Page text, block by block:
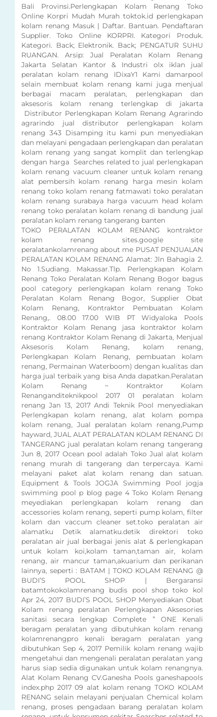
Bali Provinsi.Perlengkapan Kolam Renang Toko
Online Korpri Mudah Murah toktok.id perlengkapan
kolam renang Masuk | Daftar. Bantuan. Pendaftaran
Supplier. Toko Online KORPRI. Kategori Produk.
Kategori. Back; Elektronik. Back; PENGATUR SUHU
RUANGAN. Arsip: Jual Peralatan Kolam Renang
Jakarta Selatan Kantor & Industri olx iklan jual
peralatan kolam renang IDixaY1 Kami damarpool
selain membuat kolam renang kami juga menjual
berbagai macam peralatan, perlengkapan dan
aksesoris kolam renang terlengkap di jakarta
Distributor Perlengkapan Kolam Renang Agrarindo
agrarindo jual distributor perlengkapan kolam
renang 343 Disamping itu kami pun menyediakan
dan melayani pengadaan perlengkapan dan peralatan
kolam renang yang sangat komplit dan terlengkap
dengan harga Searches related to jual perlengkapan
kolam renang vacuum cleaner untuk kolam renang
alat pembersih kolam renang harga mesin kolam
renang toko kolam renang fatmawati toko peralatan
kolam renang surabaya harga vacuum head kolam
renang toko peralatan kolam renang di bandung jual
peralatan kolam renang tangerang banten
TOKO PERALATAN KOLAM RENANG kontraktor
kolam renang sites.google site
peralatankolamrenang about me PUSAT PENJUALAN
PERALATAN KOLAM RENANG Alamat: Jln Bahagia 2.
No 1.Sudiang. Makassar.Tlp. Perlengkapan Kolam
Renang Toko Peralatan Kolam Renang Bogor bagus
pool category perlengkapan kolam renang Toko
Peralatan Kolam Renang Bogor, Supplier Obat
Kolam Renang, Kontraktor Pembuatan Kolam
Renang,. 08.00 17.00 WIB PT Widyaloka Pools
Kontraktor Kolam Renang jasa kontraktor kolam
renang Kontraktor Kolam Renang di Jakarta, Menjual
Aksesoris Kolam Renang, kolam renang,
Perlengkapan Kolam Renang, pembuatan kolam
renang, Permainan Waterboom) dengan kualitas dan
harga jual terbaik yang bisa Anda dapatkan.Peralatan
Kolam Renang ~ Kontraktor Kolam
Renanganditeknikpool 2017 01 peralatan kolam
renang Jan 13, 2017 Andi Teknik Pool menyediakan
Perlengkapan kolam renang, alat kolam pompa
kolam renang, Jual peralatan kolam renang,Pump
hayward, JUAL ALAT PERALATAN KOLAM RENANG DI
TANGERANG jual peralatan kolam renang tangerang
Jun 8, 2017 Ocean pool adalah Toko Jual alat kolam
renang murah di tangerang dan terpercaya. Kami
melayani paket alat kolam renang dan satuan.
Equipment & Tools JOGJA Swimming Pool jogja
swimming pool p blog page 4 Toko Kolam Renang
meyediakan perlengkapan kolam renang dan
accessories kolam renang, seperti pump kolam, filter
kolam dan vaccum cleaner set.toko peralatan air
alamatku Detik alamatku.detik direktori toko
peralatan air jual berbagai jenis alat & perlengkapan
untuk kolam koi,kolam taman,taman air, kolam
renang, air mancur taman,akuarium dan perikanan
lainnya, seperti : BATAM | TOKO KOLAM RENANG @
BUDI’S POOL SHOP | Bergaransi
batamtokokolamrenang budis pool shop toko kol
Apr 24, 2017 BUDI’S POOL SHOP Menyediakan Obat
Kolam renang peralatan Perlengkapan Aksesories
sanitasi secara lengkap Complete ” ONE Kenali
beragam peralatan yang dibutuhkan kolam renang
kolamrenangpro kenali beragam peralatan yang
dibutuhkan Sep 4, 2017 Pemilik kolam renang wajib
mengetahui dan mengenali peralatan peralatan yang
harus siap sedia digunakan untuk kolam renangnya.
Alat Kolam Renang CV.Ganesha Pools ganeshapools
index.php 2017 09 alat kolam renang TOKO KOLAM
RENANG selain melayani penjualan Chemical kolam
renang, proses pengadaan barang peralatan kolam